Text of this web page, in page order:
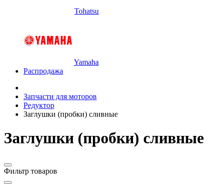
Tohatsu
Yamaha
Распродажа
Запчасти для моторов
Редуктор
Заглушки (пробки) сливные
Заглушки (пробки) сливные
Фильтр товаров